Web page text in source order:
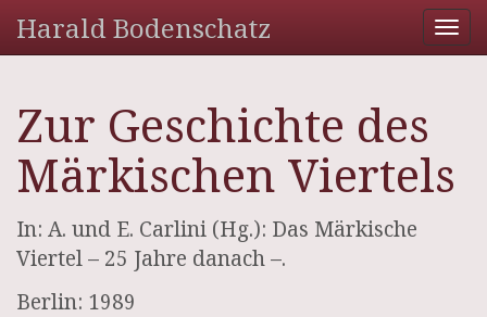
Harald Bodenschatz
Zur Geschichte des
Märkischen Viertels
In: A. und E. Carlini (Hg.): Das Märkische
Viertel – 25 Jahre danach –.
Berlin: 1989